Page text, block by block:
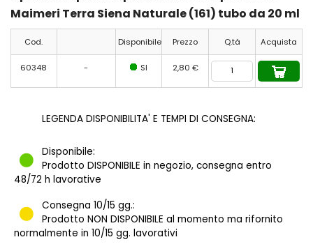
Maimeri Terra Siena Naturale (161) tubo da 20 ml
Cod. Disponibile Prezzo Q.tà Acquista
60348 - SI 2,80 €
LEGENDA DISPONIBILITA' E TEMPI DI CONSEGNA:
Disponibile:
Prodotto DISPONIBILE in negozio, consegna entro
48/72 h lavorative
Consegna 10/15 gg.:
Prodotto NON DISPONIBILE al momento ma rifornito
normalmente in 10/15 gg. lavorativi